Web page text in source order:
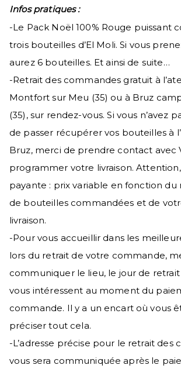
Infos pratiques :
-Le Pack Noël 100% Rouge puissant
trois bouteilles d’El Moli. Si vous
aurez 6 bouteilles. Et ainsi de suite…
-Retrait des commandes gratuit à
Montfort sur Meu (35) ou à Bruz
(35), sur rendez-vous. Si vous n’avez
de passer récupérer vos bouteilles à
Bruz, merci de prendre contact avec
programmer votre livraison.
payante : prix variable en fonction
de bouteilles commandées et de
livraison.
-Pour vous accueillir dans les
lors du retrait de votre commande,
communiquer le lieu, le jour de retrait
vous intéressent au moment du
commande. Il y a un encart où vous
préciser tout cela.
-L’adresse précise pour le retrait des
vous sera communiquée après le